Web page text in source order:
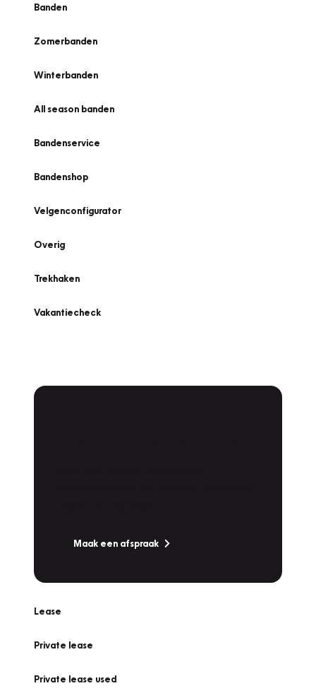
Banden
Zomerbanden
Winterbanden
All season banden
Bandenservice
Bandenshop
Velgenconfigurator
Overig
Trekhaken
Vakantiecheck
Maak een afspraak
Lease
Private lease
Private lease used